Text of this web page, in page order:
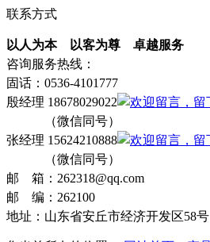
联系方式
以人为本 以客为尊 卓越服务
咨询服务热线：
固话：0536-4101777
殷经理 18678029022
（微信同号）
张经理 15624210888
（微信同号）
邮 箱：262318@qq.com
邮 编：262100
地址：山东省安丘市经济开发区58号